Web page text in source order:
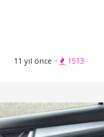
11 yıl önce · 1513